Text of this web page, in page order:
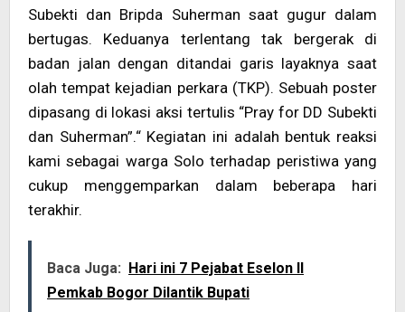
Subekti dan Bripda Suherman saat gugur dalam
bertugas. Keduanya terlentang tak bergerak di
badan jalan dengan ditandai garis layaknya saat
olah tempat kejadian perkara (TKP). Sebuah poster
dipasang di lokasi aksi tertulis “Pray for DD Subekti
dan Suherman”.“ Kegiatan ini adalah bentuk reaksi
kami sebagai warga Solo terhadap peristiwa yang
cukup menggemparkan dalam beberapa hari
terakhir.
Baca Juga: Hari ini 7 Pejabat Eselon II
Pemkab Bogor Dilantik Bupati